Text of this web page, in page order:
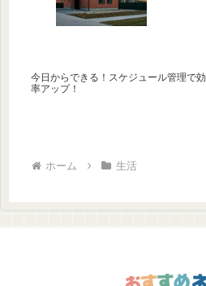
今日からできる！スケジュール管理で効
率アップ！
ホーム 生活